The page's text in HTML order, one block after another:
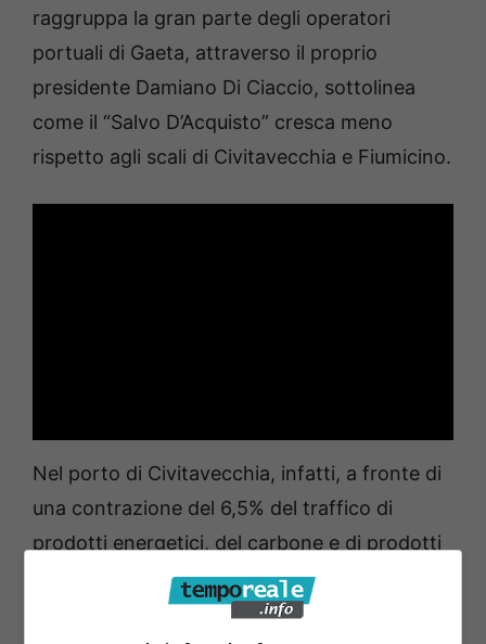
raggruppa la gran parte degli operatori
portuali di Gaeta, attraverso il proprio
presidente Damiano Di Ciaccio, sottolinea
come il “Salvo D’Acquisto” cresca meno
rispetto agli scali di Civitavecchia e Fiumicino.
Nel porto di Civitavecchia, infatti, a fronte di
una contrazione del 6,5% del traffico di
prodotti energetici, del carbone e di prodotti
raffinati, si è verificata una decisa ripresa di
tutte le altre tipologie di rinfuse solide (+10%),